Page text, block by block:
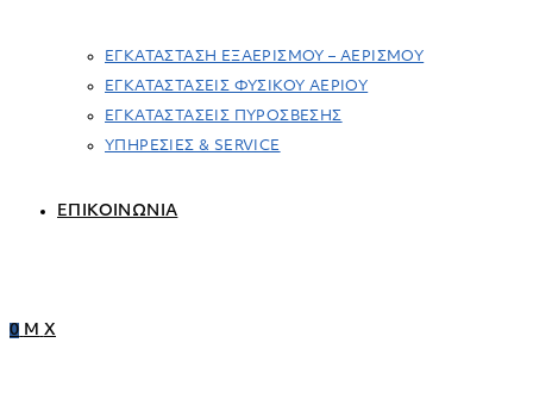
ΕΓΚΑΤΑΣΤΑΣΗ ΕΞΑΕΡΙΣΜΟΥ – ΑΕΡΙΣΜΟΥ
ΕΓΚΑΤΑΣΤΑΣΕΙΣ ΦΥΣΙΚΟΥ ΑΕΡΙΟΥ
ΕΓΚΑΤΑΣΤΑΣΕΙΣ ΠΥΡΟΣΒΕΣΗΣ
ΥΠΗΡΕΣΙΕΣ & SERVICE
ΕΠΙΚΟΙΝΩΝΙΑ
0 M X